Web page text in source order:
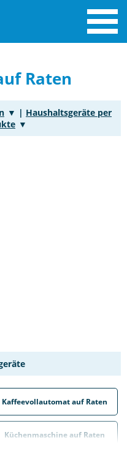
Raten
| Haushaltsgeräte per
Kaffeevollautomat auf Raten
Küchenmaschine auf Raten